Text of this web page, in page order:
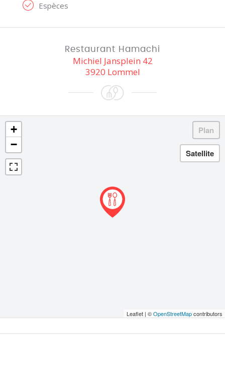
Espèces
Restaurant Hamachi
Michiel Jansplein 42
3920 Lommel
+
−
Leaflet | ©OpenStreetMapcontributors